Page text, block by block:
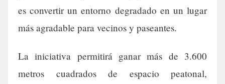
es convertir un entorno degradado en un lugar
más agradable para vecinos y paseantes.
La iniciativa permitirá ganar más de 3.600
metros cuadrados de espacio peatonal,